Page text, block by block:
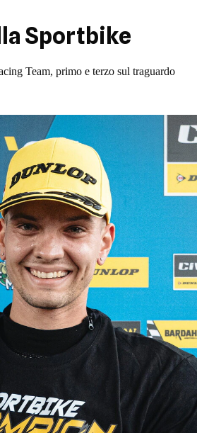
Sportbike
Team, primo e terzo sul traguardo